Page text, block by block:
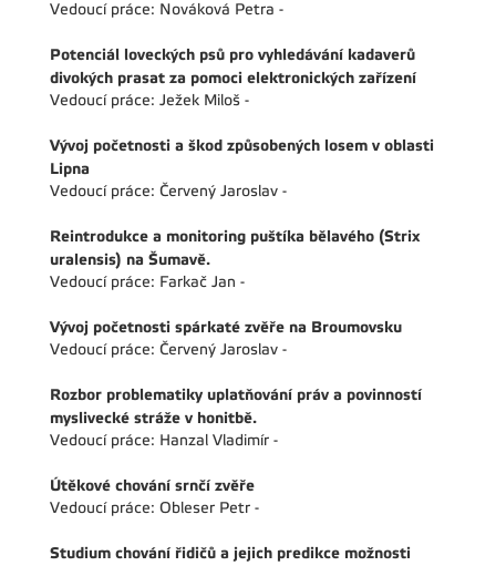
Vedoucí práce: Nováková Petra -
Potenciál loveckých psů pro vyhledávání kadaverů
divokých prasat za pomoci elektronických zařízení
Vedoucí práce: Ježek Miloš -
Vývoj početnosti a škod způsobených losem v oblasti
Lipna
Vedoucí práce: Červený Jaroslav -
Reintrodukce a monitoring puštíka bělavého (Strix
uralensis) na Šumavě.
Vedoucí práce: Farkač Jan -
Vývoj početnosti spárkaté zvěře na Broumovsku
Vedoucí práce: Červený Jaroslav -
Rozbor problematiky uplatňování práv a povinností
myslivecké stráže v honitbě.
Vedoucí práce: Hanzal Vladimír -
Útěkové chování srnčí zvěře
Vedoucí práce: Obleser Petr -
Studium chování řidičů a jejich predikce možnosti